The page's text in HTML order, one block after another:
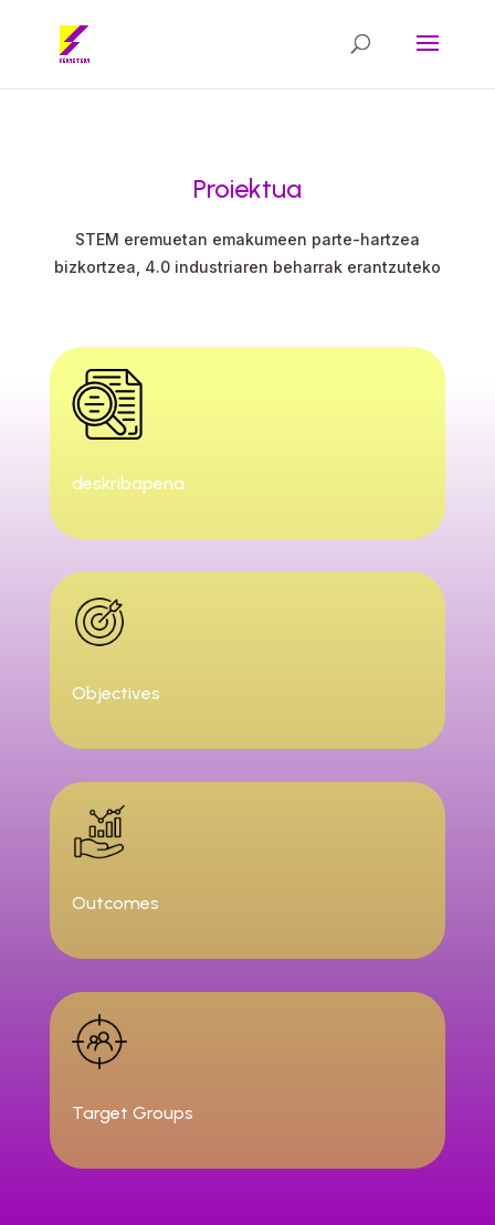
Proiektua
STEM eremuetan emakumeen parte-hartzea
bizkortzea, 4.0 industriaren beharrak erantzuteko
deskribapena
Objectives
Outcomes
Target Groups